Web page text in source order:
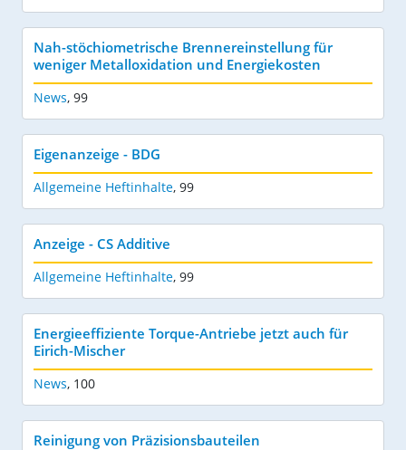
Nah-stöchiometrische Brennereinstellung für
weniger Metalloxidation und Energiekosten
News, 99
Eigenanzeige - BDG
Allgemeine Heftinhalte, 99
Anzeige - CS Additive
Allgemeine Heftinhalte, 99
Energieeffiziente Torque-Antriebe jetzt auch für
Eirich-Mischer
News, 100
Reinigung von Präzisionsbauteilen